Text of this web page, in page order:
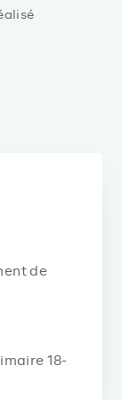
de
18-